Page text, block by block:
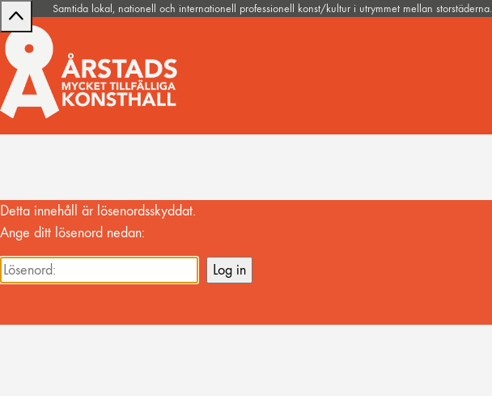
Samtida lokal, nationell och internationell professionell konst/kultur i utrymmet mellan storstäderna.
Detta innehåll är lösenordsskyddat.
Ange ditt lösenord nedan: